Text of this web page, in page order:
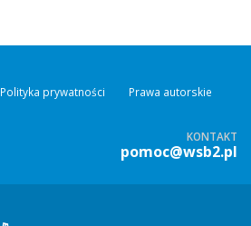
Polityka prywatności Prawa autorskie
KONTAKT
pomoc@wsb2.pl